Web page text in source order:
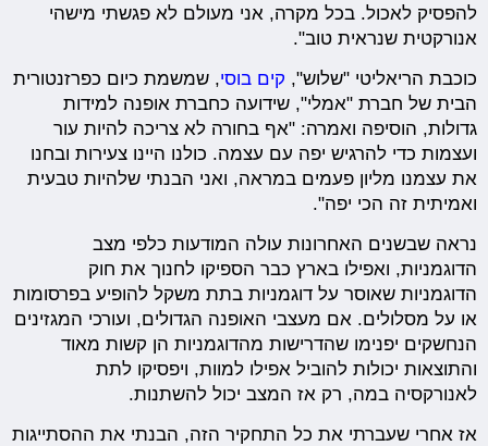
להפסיק לאכול. בכל מקרה, אני מעולם לא פגשתי מישהי
אנורקטית שנראית טוב".
כוכבת הריאליטי "שלוש", קים בוסי, שמשמת כיום כפרזנטורית
הבית של חברת "אמלי", שידועה כחברת אופנה למידות
גדולות, הוסיפה ואמרה: "אף בחורה לא צריכה להיות עור
ועצמות כדי להרגיש יפה עם עצמה. כולנו היינו צעירות ובחנו
את עצמנו מליון פעמים במראה, ואני הבנתי שלהיות טבעית
ואמיתית זה הכי יפה".
נראה שבשנים האחרונות עולה המודעות כלפי מצב
הדוגמניות, ואפילו בארץ כבר הספיקו לחנוך את חוק
הדוגמניות שאוסר על דוגמניות בתת משקל להופיע בפרסומות
או על מסלולים. אם מעצבי האופנה הגדולים, ועורכי המגזינים
הנחשקים יפנימו שהדרישות מהדוגמניות הן קשות מאוד
והתוצאות יכולות להוביל אפילו למוות, ויפסיקו לתת
לאנורקסיה במה, רק אז המצב יכול להשתנות.
אז אחרי שעברתי את כל התחקיר הזה, הבנתי את ההסתייגות